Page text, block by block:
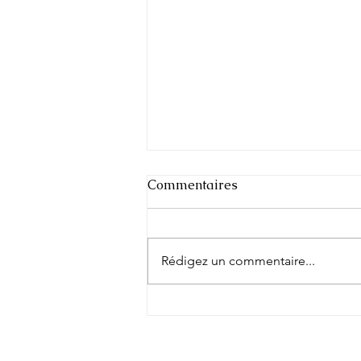
Commentaires
Rédigez un commentaire...